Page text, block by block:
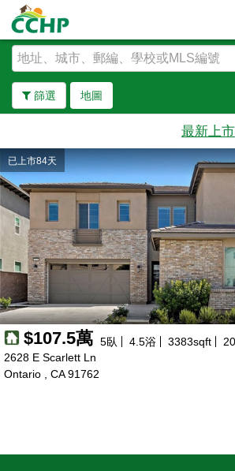
篩選 地圖
去除邊界
最新上市
已上市84天
$107.5萬 5臥 4.5浴 3383sqft
2628 E Scarlett Ln
Ontario , CA 91762